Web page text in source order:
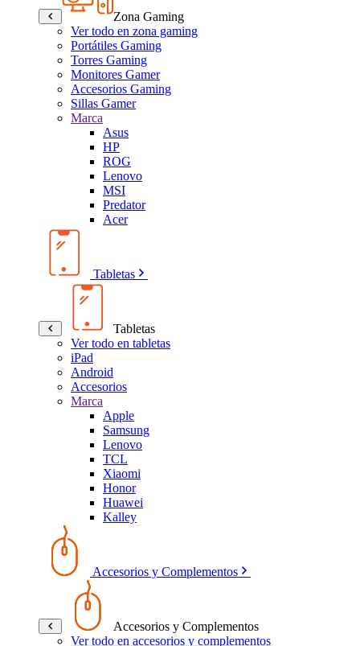
Zona Gaming
Ver todo en zona gaming
Portátiles Gaming
Torres Gaming
Monitores Gamer
Accesorios Gaming
Sillas Gamer
Marca
Asus
HP
ROG
Lenovo
MSI
Predator
Acer
Tabletas
Tabletas
Ver todo en tabletas
iPad
Android
Accesorios
Marca
Apple
Samsung
Lenovo
TCL
Xiaomi
Honor
Huawei
Kalley
Accesorios y Complementos
Accesorios y Complementos
Ver todo en accesorios y complementos